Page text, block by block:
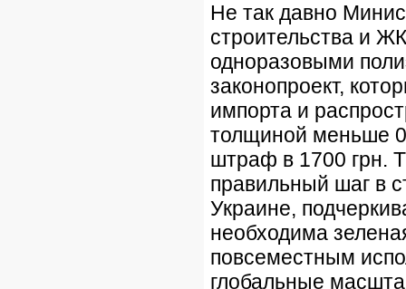
Не так давно
строительства и
одноразовыми
законопроект,
импорта и
толщиной меньше
штраф в 1700 грн.
правильный шаг в
Украине,
необходима
повсеместным
глобальные